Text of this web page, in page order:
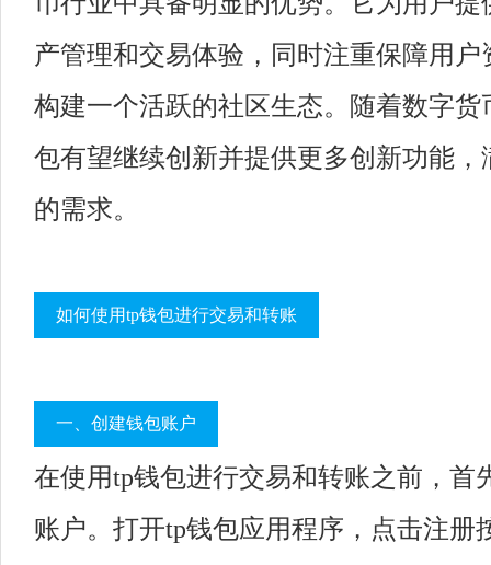
产管理和交易体验，同时注重保障用
构建一个活跃的社区生态。随着数字货
包有望继续创新并提供更多创新功能，
的需求。
如何使用tp钱包进行交易和转账
一、创建钱包账户
在使用tp钱包进行交易和转账之前，首
账户。打开tp钱包应用程序，点击注册